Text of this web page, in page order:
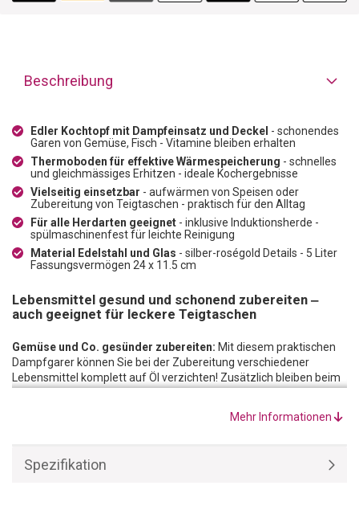
Beschreibung
Edler Kochtopf mit Dampfeinsatz und Deckel - schonendes
Garen von Gemüse, Fisch - Vitamine bleiben erhalten
Thermoboden für effektive Wärmespeicherung - schnelles
und gleichmässiges Erhitzen - ideale Kochergebnisse
Vielseitig einsetzbar - aufwärmen von Speisen oder
Zubereitung von Teigtaschen - praktisch für den Alltag
Für alle Herdarten geeignet - inklusive Induktionsherde -
spülmaschinenfest für leichte Reinigung
Material Edelstahl und Glas - silber-roségold Details - 5 Liter
Fassungsvermögen 24 x 11.5 cm
Lebensmittel gesund und schonend zubereiten ‒
auch geeignet für leckere Teigtaschen
Gemüse und Co. gesünder zubereiten: Mit diesem praktischen
Dampfgarer können Sie bei der Zubereitung verschiedener
Lebensmittel komplett auf Öl verzichten! Zusätzlich bleiben beim
gegart und verlieren nichts von ihrem tollen Geschmack. So
Effizientes Kochen:
mehrschichtigen Thermoboden, der eine hervorragende
Mehr Informationen
Spezifikation